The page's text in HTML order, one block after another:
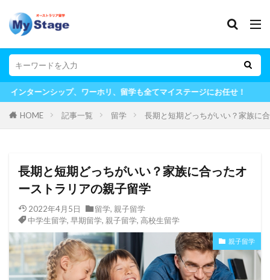
ホリ、留学も全てマイステージにお任せ！
HOME 記事一覧 留学 長期と短期どっちがいい？家族に
長期と短期どっちがいい？家族に合ったオ
ーストラリアの親子留学
2022年4月5日 留学, 親子留学
中学生留学, 早期留学, 親子留学, 高校生留学
親子留学